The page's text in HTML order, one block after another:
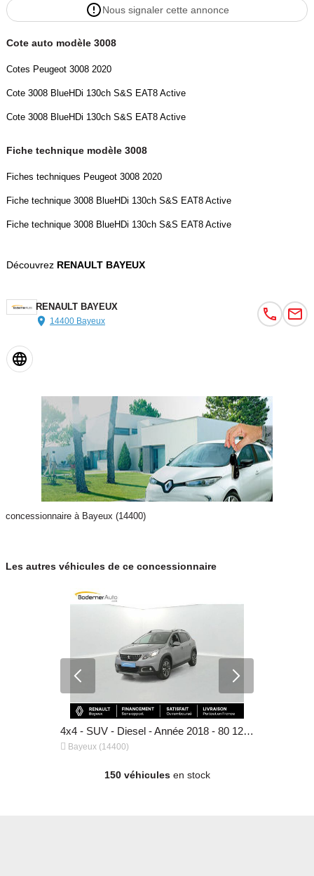
Nous signaler cette annonce
Cote auto modèle 3008
Cotes Peugeot 3008 2020
Cote 3008 BlueHDi 130ch S&S EAT8 Active
Cote 3008 BlueHDi 130ch S&S EAT8 Active
Fiche technique modèle 3008
Fiches techniques Peugeot 3008 2020
Fiche technique 3008 BlueHDi 130ch S&S EAT8 Active
Fiche technique 3008 BlueHDi 130ch S&S EAT8 Active
Découvrez RENAULT BAYEUX
RENAULT BAYEUX
14400 Bayeux
concessionnaire à Bayeux (14400)
Les autres véhicules de ce concessionnaire
4x4 - SUV - Diesel - Année 2018 - 80 125 km, 11 590 €
 Bayeux (14400)
150 véhiculesen stock